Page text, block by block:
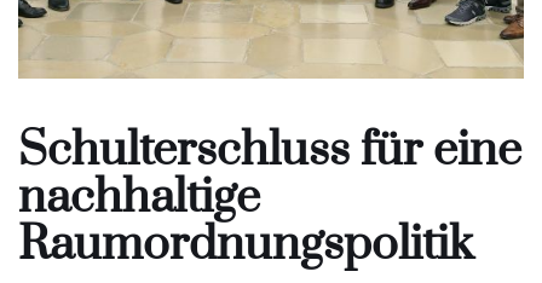
Schulterschluss für eine
nachhaltige
Raumordnungspolitik